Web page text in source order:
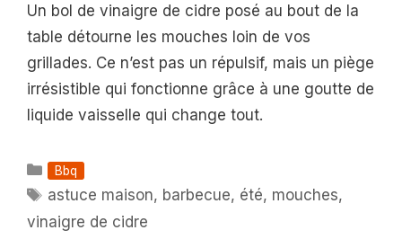
Un bol de vinaigre de cidre posé au bout de la
table détourne les mouches loin de vos
grillades. Ce n’est pas un répulsif, mais un piège
irrésistible qui fonctionne grâce à une goutte de
liquide vaisselle qui change tout.
Catégories
Bbq
Étiquettes
astuce maison, barbecue, été, mouches,
vinaigre de cidre